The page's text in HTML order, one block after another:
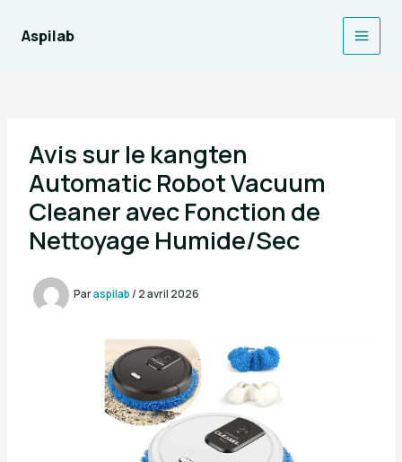
contenu
Aspilab
Main
Avis sur le kangten
Automatic Robot Vacuum
Cleaner avec Fonction de
Nettoyage Humide/Sec
Paraspilab/ 2 avril 2026